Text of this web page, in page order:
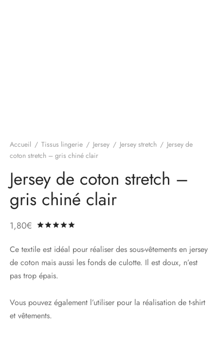
Accueil / Tissus lingerie / Jersey / Jersey stretch / Jersey de
coton stretch – gris chiné clair
Jersey de coton stretch –
gris chiné clair
1,80€
Ce textile est idéal pour réaliser des sous-vêtements en jersey
de coton mais aussi les fonds de culotte. Il est doux, n’est
pas trop épais.
Vous pouvez également l’utiliser pour la réalisation de t-shirt
et vêtements.